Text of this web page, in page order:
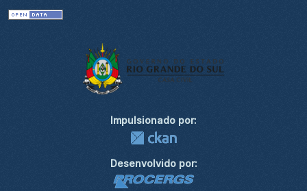
Impulsionado por:
Desenvolvido por: